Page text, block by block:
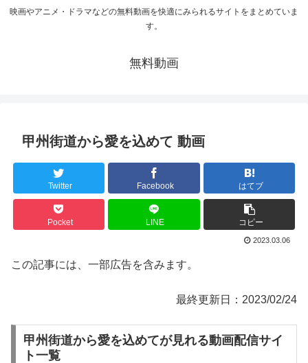
映画やアニメ・ドラマなどの無料動画を快適にみられるサイトをまとめていま
す。
無料動画
甲州街道から愛を込めて 動画
Twitter Facebook はてブ
Pocket LINE コピー
2023.03.06
この記事には、一部広告を含みます。
最終更新日：2023/02/24
甲州街道から愛を込めてが見れる動画配信サイ
ト一覧